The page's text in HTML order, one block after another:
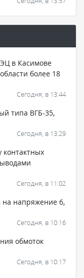
в Касимове
более 18
Сегодня, в 13:44
типа ВГБ-35,
Сегодня, в 13:29
контактных
Сегодня, в 11:02
на напряжение 6,
Сегодня, в 10:16
обмоток
Сегодня, в 10:17